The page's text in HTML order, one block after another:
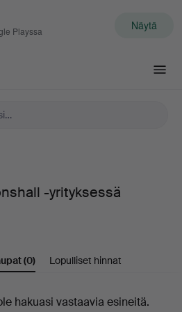
Playssa Näytä
-yrityksessä
(0) Lopulliset hinnat
hakuasi vastaavia esineitä.